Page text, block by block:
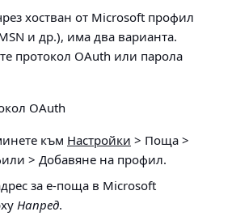
хостван от Microsoft профил
и др.), има два варианта.
протокол OAuth или парола
OAuth
към Настройки > Поща >
> Добавяне на профил.
за е-поща в Microsoft
Напред.